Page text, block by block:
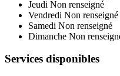
Jeudi Non renseigné
Vendredi Non renseigné
Samedi Non renseigné
Dimanche Non
Services disponibles